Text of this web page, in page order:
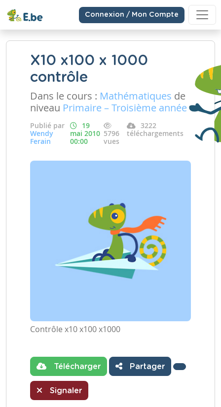
Connexion / Mon Compte
X10 x100 x 1000
contrôle
Dans le cours : Mathématiques de
niveau Primaire – Troisième année
Publié par
Wendy
Ferain
19
mai 2010
00:00
5796
vues
3222
téléchargements
Contrôle x10 x100 x1000
Télécharger Partager
Signaler